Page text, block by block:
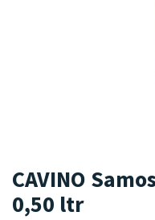
CAVINO
0,50 ltr